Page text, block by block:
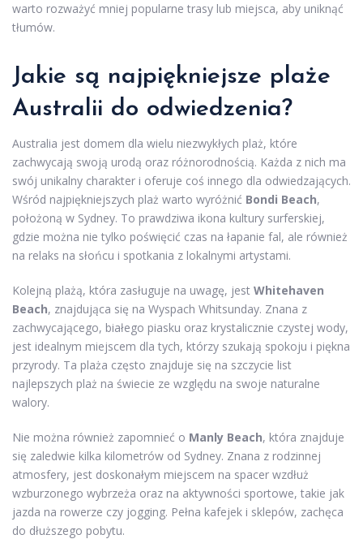
warto rozważyć mniej popularne trasy lub miejsca, aby uniknąć
tłumów.
Jakie są najpiękniejsze plaże
Australii do odwiedzenia?
Australia jest domem dla wielu niezwykłych plaż, które
zachwycają swoją urodą oraz różnorodnością. Każda z nich ma
swój unikalny charakter i oferuje coś innego dla odwiedzających.
Wśród najpiękniejszych plaż warto wyróżnić Bondi Beach,
położoną w Sydney. To prawdziwa ikona kultury surferskiej,
gdzie można nie tylko poświęcić czas na łapanie fal, ale również
na relaks na słońcu i spotkania z lokalnymi artystami.
Kolejną plażą, która zasługuje na uwagę, jest Whitehaven
Beach, znajdująca się na Wyspach Whitsunday. Znana z
zachwycającego, białego piasku oraz krystalicznie czystej wody,
jest idealnym miejscem dla tych, którzy szukają spokoju i piękna
przyrody. Ta plaża często znajduje się na szczycie list
najlepszych plaż na świecie ze względu na swoje naturalne
walory.
Nie można również zapomnieć o Manly Beach, która znajduje
się zaledwie kilka kilometrów od Sydney. Znana z rodzinnej
atmosfery, jest doskonałym miejscem na spacer wzdłuż
wzburzonego wybrzeża oraz na aktywności sportowe, takie jak
jazda na rowerze czy jogging. Pełna kafejek i sklepów, zachęca
do dłuższego pobytu.